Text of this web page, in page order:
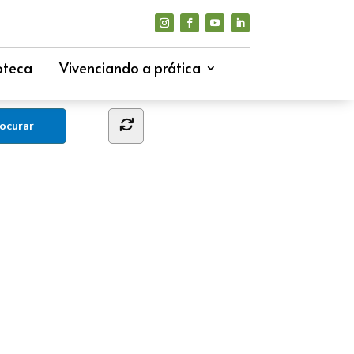
Vivenciando a prática